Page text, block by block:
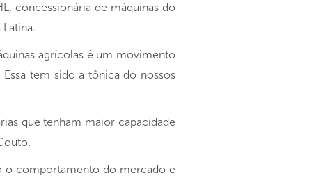
concessionária de máquinas do
agrícolas é um movimento
tem sido a tônica do nossos
que tenham maior capacidade
o comportamento do mercado e